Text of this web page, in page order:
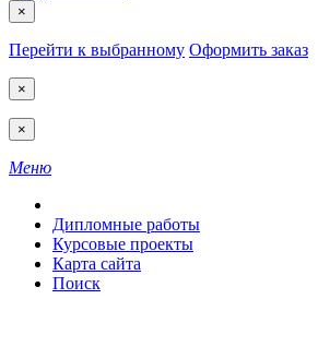
×
Перейти к выбранному Оформить заказ
×
×
Меню
Дипломные работы
Курсовые проекты
Карта сайта
Поиск